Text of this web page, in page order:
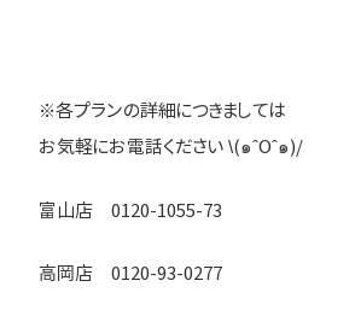
※各プランの詳細につきましては
お気軽にお電話ください \(๑ˆOˆ๑)/
富山店 0120-1055-73
高岡店 0120-93-0277